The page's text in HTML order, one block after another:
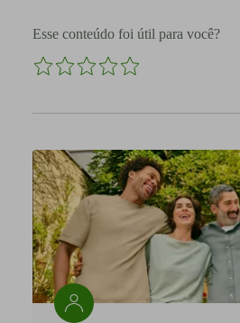
Esse conteúdo foi útil para você?